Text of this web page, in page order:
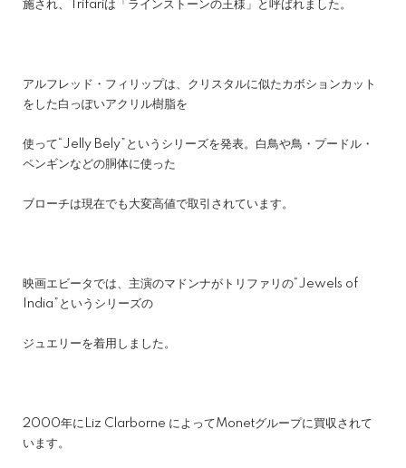
施され、Trifariは「ラインストーンの王様」と呼ばれました。
アルフレッド・フィリップは、クリスタルに似たカボションカット
をした白っぽいアクリル樹脂を
使って“Jelly Bely”というシリーズを発表。白鳥や鳥・プードル・
ペンギンなどの胴体に使った
ブローチは現在でも大変高値で取引されています。
映画エビータでは、主演のマドンナがトリファリの“Jewels of
India”というシリーズの
ジュエリーを着用しました。
2000年にLiz Clarborne によってMonetグループに買収されて
います。